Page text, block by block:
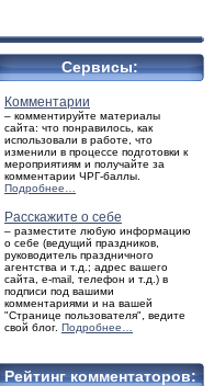
Сервисы:
Комментарии
– комментируйте материалы
сайта: что понравилось, как
использовали в работе, что
изменили в процессе подготовки к
мероприятиям и получайте за
комментарии ЧРГ-баллы.
Подробнее…
Расскажите о себе
– разместите любую информацию
о себе (ведущий праздников,
руководитель праздничного
агентства и т.д.; адрес вашего
сайта, e-mail, телефон и т.д.) в
подписи под вашими
комментариями и на вашей
"Странице пользователя", ведите
свой блог. Подробнее…
Рейтинг комментаторов: